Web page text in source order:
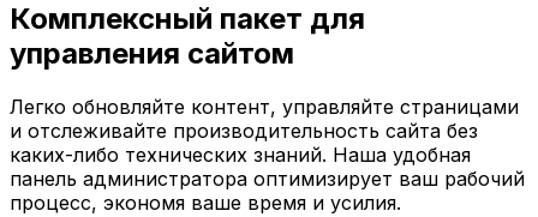
Комплексный пакет для
управления сайтом
Легко обновляйте контент, управляйте страницами
и отслеживайте производительность сайта без
каких-либо технических знаний. Наша удобная
панель администратора оптимизирует ваш рабочий
процесс, экономя ваше время и усилия.